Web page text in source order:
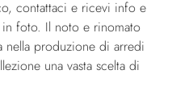
contattaci e ricevi info e
foto. Il noto e rinomato
nella produzione di arredi
una vasta scelta di